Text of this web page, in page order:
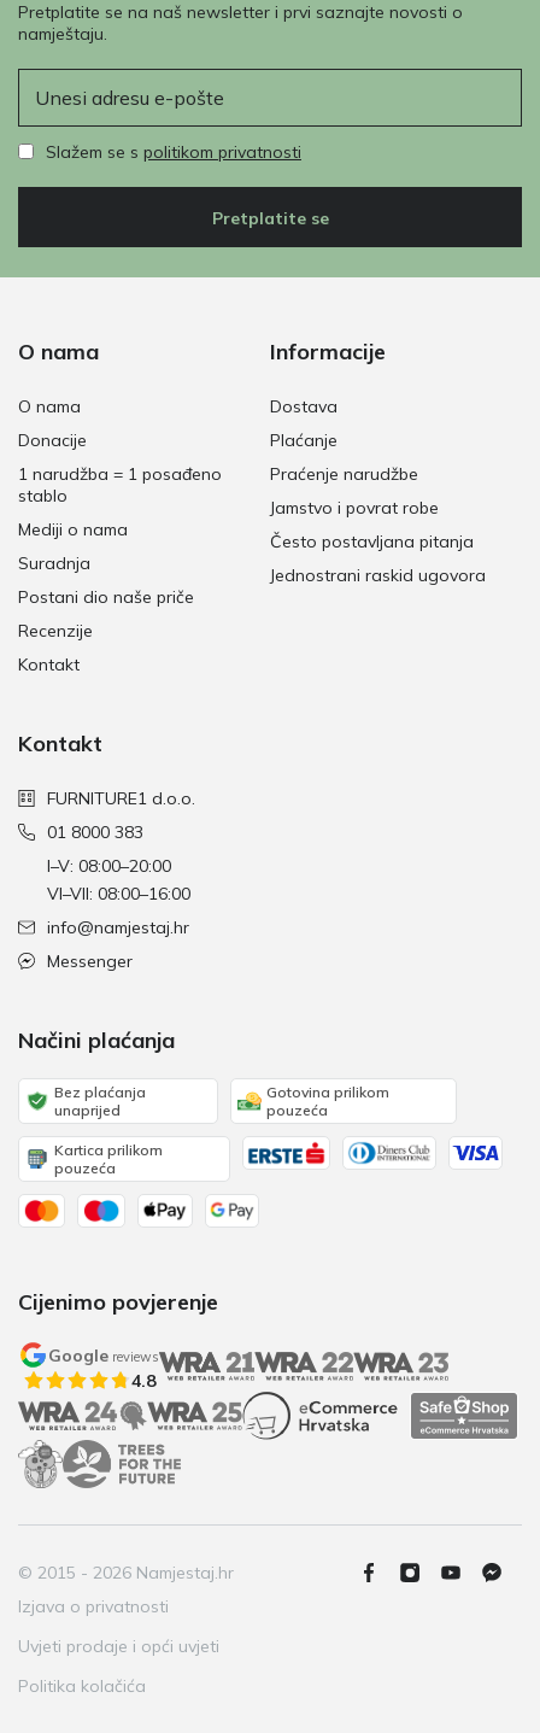
Pretplatite se na naš newsletter i prvi saznajte novosti o
namještaju.
Slažem se s politikom privatnosti
Pretplatite se
O nama
O nama
Donacije
1 narudžba = 1 posađeno
stablo
Mediji o nama
Suradnja
Postani dio naše priče
Recenzije
Kontakt
Informacije
Dostava
Plaćanje
Praćenje narudžbe
Jamstvo i povrat robe
Često postavljana pitanja
Jednostrani raskid ugovora
Kontakt
FURNITURE1 d.o.o.
01 8000 383
I–V: 08:00–20:00
VI–VII: 08:00–16:00
info@namjestaj.hr
Messenger
Načini plaćanja
Bez plaćanja
unaprijed
Gotovina prilikom
pouzeća
Kartica prilikom
pouzeća
Cijenimo povjerenje
Google reviews
4.8
© 2015 - 2026 Namjestaj.hr
Izjava o privatnosti
Uvjeti prodaje i opći uvjeti
Politika kolačića